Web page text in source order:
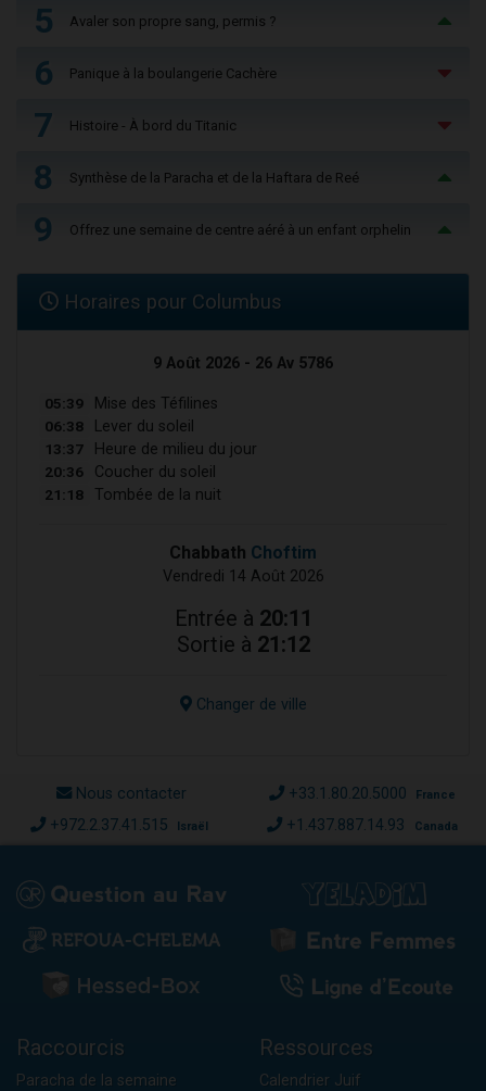
5 Avaler son propre sang, permis ?
6 Panique à la boulangerie Cachère
7 Histoire - À bord du Titanic
8 Synthèse de la Paracha et de la Haftara de Reé
9 Offrez une semaine de centre aéré à un enfant orphelin
Horaires pour Columbus
9 Août 2026 - 26 Av 5786
05:39 Mise des Téfilines
06:38 Lever du soleil
13:37 Heure de milieu du jour
20:36 Coucher du soleil
21:18 Tombée de la nuit
Chabbath Choftim
Vendredi 14 Août 2026
Entrée à 20:11
Sortie à 21:12
Changer de ville
Nous contacter +33.1.80.20.5000 France
+972.2.37.41.515 Israël +1.437.887.14.93 Canada
Raccourcis
Paracha de la semaine
Ressources
Calendrier Juif